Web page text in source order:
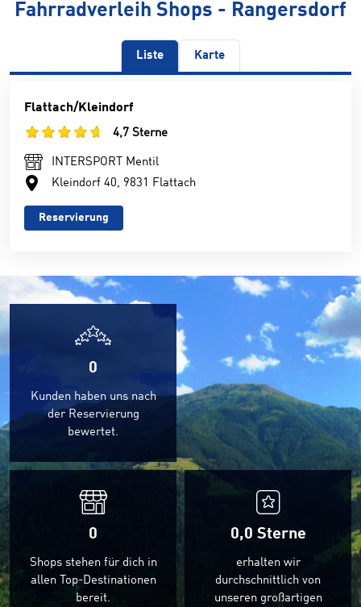
Fahrradverleih Shops - Rangersdorf
Liste Karte
Flattach/Kleindorf
4,7 Sterne
INTERSPORT Mentil
Kleindorf 40, 9831 Flattach
Reservierung
0
Kunden haben uns nach
der Reservierung
bewertet.
0
Shops stehen für dich in
allen Top-Destinationen
bereit.
0,0 Sterne
erhalten wir
durchschnittlich von
unseren großartigen